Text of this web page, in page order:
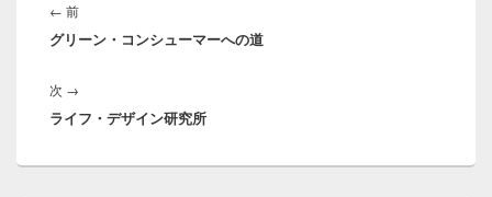
稿
ナ
ゲ
ー
シ
← 前前
の
グリーン・コンシューマーへの道
次 →
の
稿:
ライフ・デザイン研究所